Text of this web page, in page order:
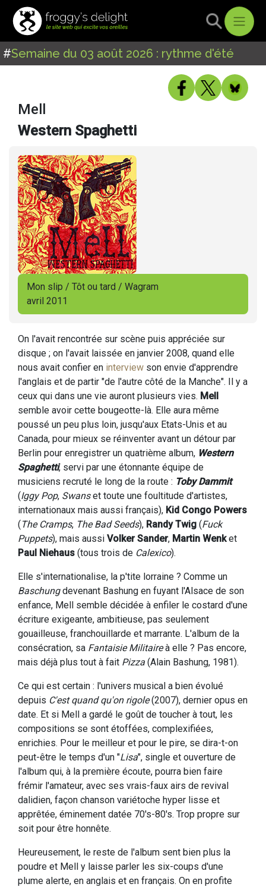
#Semaine du 03 août 2026 : rythme d'été
Mell
Western Spaghetti
Mon slip / Tôt ou tard / Wagram
avril 2011
On l'avait rencontrée sur scène puis appréciée sur
disque ; on l'avait laissée en janvier 2008, quand elle
nous avait confier en interview son envie d'apprendre
l'anglais et de partir "de l'autre côté de la Manche". Il y a
ceux qui dans une vie auront plusieurs vies. Mell
semble avoir cette bougeotte-là. Elle aura même
poussé un peu plus loin, jusqu'aux Etats-Unis et au
Canada, pour mieux se réinventer avant un détour par
Berlin pour enregistrer un quatrième album, Western
Spaghetti, servi par une étonnante équipe de
musiciens recruté le long de la route : Toby Dammit
(Iggy Pop, Swanset toute une foultitude d'artistes,
internationaux mais aussi français), Kid Congo Powers
(The Cramps, The Bad Seeds), Randy Twig (Fuck
Puppets), mais aussi Volker Sander, Martin Wenket
Paul Niehaus (tous trois de Calexico).
Elle s'internationalise, la p'tite lorraine ? Comme un
Baschungdevenant Bashung en fuyant l'Alsace de son
enfance, Mell semble décidée à enfiler le costard d'une
écriture exigeante, ambitieuse, pas seulement
gouailleuse, franchouillarde et marrante. L'album de la
consécration, sa Fantaisie Militaireà elle ? Pas encore,
mais déjà plus tout à fait Pizza (Alain Bashung, 1981).
Ce qui est certain : l'univers musical a bien évolué
depuis C'est quand qu'on rigole(2007), dernier opus en
date. Et si Mell a gardé le goût de toucher à tout, les
compositions se sont étoffées, complexifiées,
enrichies. Pour le meilleur et pour le pire, se dira-t-on
peut-être le temps d'un "Lisa", single et ouverture de
l'album qui, à la première écoute, pourra bien faire
frémir l'amateur, avec ses vrais-faux airs de revival
dalidien, façon chanson variétoche hyper lisse et
apprêtée, éminement datée 70's-80's. Trop propre sur
soit pour être honnête.
Heureusement, le reste de l'album sent bien plus la
poudre et Mell y laisse parler les six-coups d'une
plume alerte, en anglais et en français. On en profite